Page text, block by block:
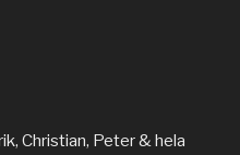
Christian, Peter & hela